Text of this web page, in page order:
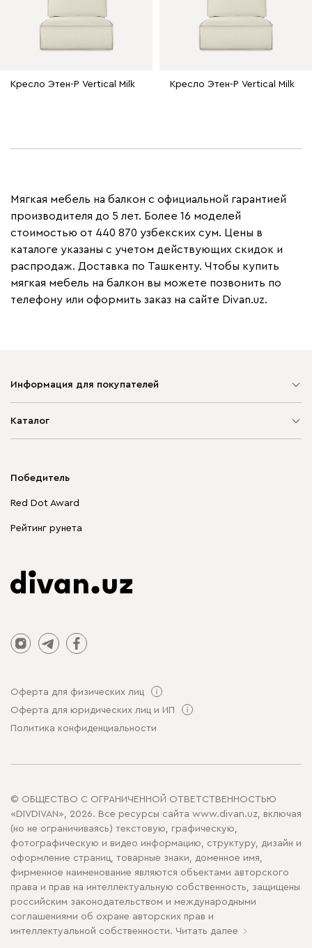
Кресло Этен-Р Vertical Milk Кресло Этен-Р Vertical Milk
Мягкая мебель на балкон с официальной гарантией
производителя до 5 лет. Более 16 моделей
стоимостью от 440 870 узбекских сум. Цены в
каталоге указаны с учетом действующих скидок и
распродаж. Доставка по Ташкенту. Чтобы купить
мягкая мебель на балкон вы можете позвонить по
телефону или оформить заказ на сайте Divan.uz.
Информация для покупателей
Каталог
Победитель
Red Dot Award
Рейтинг рунета
Оферта для физических лиц
Оферта для юридических лиц и ИП
Политика конфиденциальности
© ОБЩЕСТВО С ОГРАНИЧЕННОЙ ОТВЕТСТВЕННОСТЬЮ
«DIVDIVAN», 2026. Все ресурсы сайта www.divan.uz, включая
(но не ограничиваясь) текстовую, графическую,
фотографическую и видео информацию, структуру, дизайн и
оформление страниц, товарные знаки, доменное имя,
фирменное наименование являются объектами авторского
права и прав на интеллектуальную собственность, защищены
российским законодательством и международными
соглашениями об охране авторских прав и
интеллектуальной собственности. Читать далее